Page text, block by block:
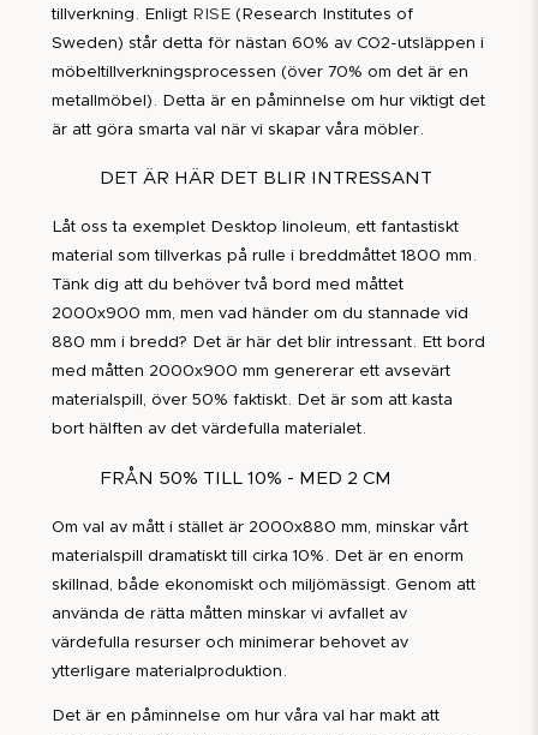
tillverkning. Enligt RISE(Research Institutes of
Sweden) står detta för nästan 60% av CO2-utsläppen i
möbeltillverkningsprocessen (över 70% om det är en
metallmöbel). Detta är en påminnelse om hur viktigt det
är att göra smarta val när vi skapar våra möbler.
DET ÄR HÄR DET BLIR INTRESSANT
Låt oss ta exemplet Desktop linoleum, ett fantastiskt
material som tillverkas på rulle i breddmåttet 1800 mm.
Tänk dig att du behöver två bord med måttet
2000x900 mm, men vad händer om du stannade vid
880 mm i bredd? Det är här det blir intressant. Ett bord
med måtten 2000x900 mm genererar ett avsevärt
materialspill, över 50% faktiskt. Det är som att kasta
bort hälften av det värdefulla materialet.
FRÅN 50% TILL 10% - MED 2 CM
Om val av mått i stället är 2000x880 mm, minskar vårt
materialspill dramatiskt till cirka 10%. Det är en enorm
skillnad, både ekonomiskt och miljömässigt. Genom att
använda de rätta måtten minskar vi avfallet av
värdefulla resurser och minimerar behovet av
ytterligare materialproduktion.
Det är en påminnelse om hur våra val har makt att